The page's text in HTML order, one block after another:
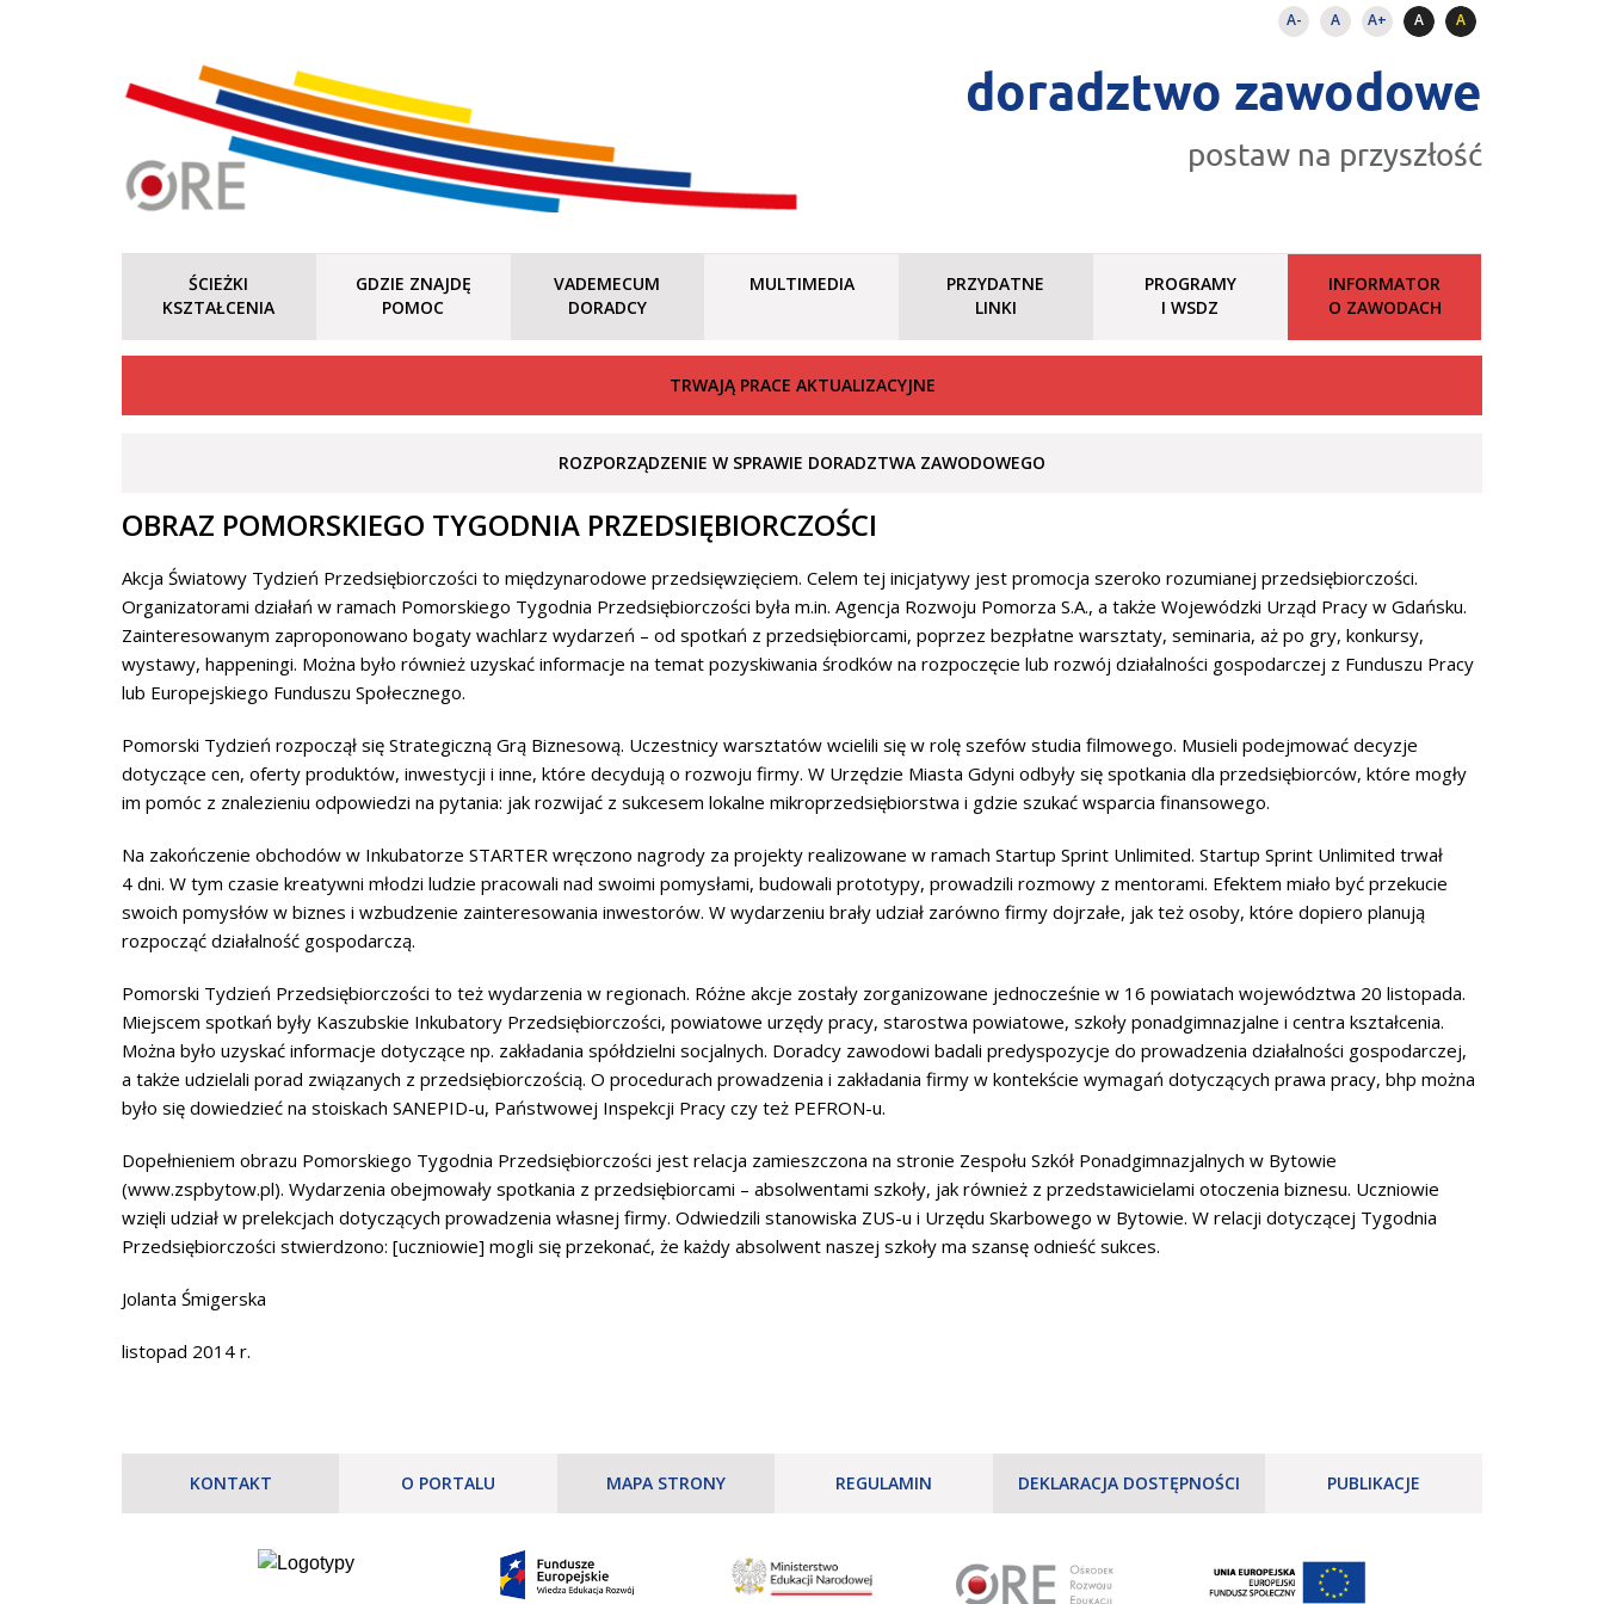
A- A A+ A A
doradztwo zawodowe
postaw na przyszłość
ŚCIEŻKI
KSZTAŁCENIA
GDZIE ZNAJDĘ
POMOC
VADEMECUM
DORADCY
MULTIMEDIA
PRZYDATNE
LINKI
PROGRAMY
I WSDZ
INFORMATOR
O ZAWODACH
TRWAJĄ PRACE AKTUALIZACYJNE
ROZPORZĄDZENIE W SPRAWIE DORADZTWA ZAWODOWEGO
OBRAZ POMORSKIEGO TYGODNIA PRZEDSIĘBIORCZOŚCI
Akcja Światowy Tydzień Przedsiębiorczości to międzynarodowe przedsięwzięciem. Celem tej inicjatywy jest promocja szeroko rozumianej przedsiębiorczości.
Organizatorami działań w ramach Pomorskiego Tygodnia Przedsiębiorczości była m.in. Agencja Rozwoju Pomorza S.A., a także Wojewódzki Urząd Pracy w Gdańsku.
Zainteresowanym zaproponowano bogaty wachlarz wydarzeń – od spotkań z przedsiębiorcami, poprzez bezpłatne warsztaty, seminaria, aż po gry, konkursy,
wystawy, happeningi. Można było również uzyskać informacje na temat pozyskiwania środków na rozpoczęcie lub rozwój działalności gospodarczej z Funduszu Pracy
lub Europejskiego Funduszu Społecznego.
Pomorski Tydzień rozpoczął się Strategiczną Grą Biznesową. Uczestnicy warsztatów wcielili się w rolę szefów studia filmowego. Musieli podejmować decyzje
dotyczące cen, oferty produktów, inwestycji i inne, które decydują o rozwoju firmy. W Urzędzie Miasta Gdyni odbyły się spotkania dla przedsiębiorców, które mogły
im pomóc z znalezieniu odpowiedzi na pytania: jak rozwijać z sukcesem lokalne mikroprzedsiębiorstwa i gdzie szukać wsparcia finansowego.
Na zakończenie obchodów w Inkubatorze STARTER wręczono nagrody za projekty realizowane w ramach Startup Sprint Unlimited. Startup Sprint Unlimited trwał
4 dni. W tym czasie kreatywni młodzi ludzie pracowali nad swoimi pomysłami, budowali prototypy, prowadzili rozmowy z mentorami. Efektem miało być przekucie
swoich pomysłów w biznes i wzbudzenie zainteresowania inwestorów. W wydarzeniu brały udział zarówno firmy dojrzałe, jak też osoby, które dopiero planują
rozpocząć działalność gospodarczą.
Pomorski Tydzień Przedsiębiorczości to też wydarzenia w regionach. Różne akcje zostały zorganizowane jednocześnie w 16 powiatach województwa 20 listopada.
Miejscem spotkań były Kaszubskie Inkubatory Przedsiębiorczości, powiatowe urzędy pracy, starostwa powiatowe, szkoły ponadgimnazjalne i centra kształcenia.
Można było uzyskać informacje dotyczące np. zakładania spółdzielni socjalnych. Doradcy zawodowi badali predyspozycje do prowadzenia działalności gospodarczej,
a także udzielali porad związanych z przedsiębiorczością. O procedurach prowadzenia i zakładania firmy w kontekście wymagań dotyczących prawa pracy, bhp można
było się dowiedzieć na stoiskach SANEPID-u, Państwowej Inspekcji Pracy czy też PEFRON-u.
Dopełnieniem obrazu Pomorskiego Tygodnia Przedsiębiorczości jest relacja zamieszczona na stronie Zespołu Szkół Ponadgimnazjalnych w Bytowie
(www.zspbytow.pl). Wydarzenia obejmowały spotkania z przedsiębiorcami – absolwentami szkoły, jak również z przedstawicielami otoczenia biznesu. Uczniowie
wzięli udział w prelekcjach dotyczących prowadzenia własnej firmy. Odwiedzili stanowiska ZUS-u i Urzędu Skarbowego w Bytowie. W relacji dotyczącej Tygodnia
Przedsiębiorczości stwierdzono: [uczniowie] mogli się przekonać, że każdy absolwent naszej szkoły ma szansę odnieść sukces.
Jolanta Śmigerska
listopad 2014 r.
KONTAKT O PORTALU MAPA STRONY REGULAMIN DEKLARACJA DOSTĘPNOŚCI PUBLIKACJE